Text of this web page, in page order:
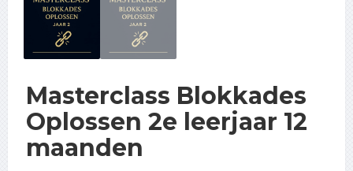
Masterclass Blokkades
Oplossen 2e leerjaar 12
maanden